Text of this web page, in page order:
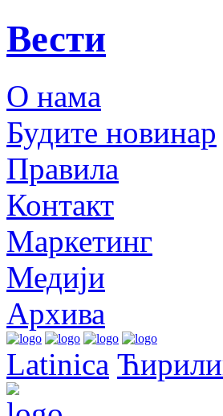
Вести
О нама
Будите новинар
Правила
Контакт
Маркетинг
Медији
Архива
Latinica